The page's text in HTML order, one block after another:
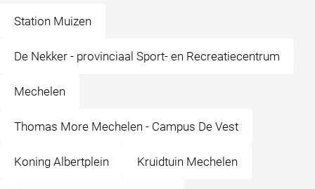
Station Muizen
De Nekker - provinciaal Sport- en Recreatiecentrum
Mechelen
Thomas More Mechelen - Campus De Vest
Koning Albertplein Kruidtuin Mechelen